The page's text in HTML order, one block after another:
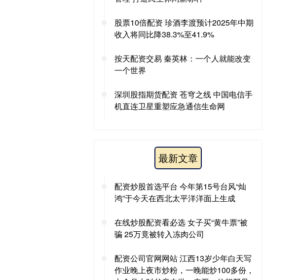
股票10倍配资 珍酒李渡预计2025年中期
收入将同比降38.3%至41.9%
按天配资交易 秦英林：一个人就能改变
一个世界
深圳股指期货配资 苍穹之线 中国电信手
机直连卫星重塑应急通信生命网
最新文章
配资炒股首选平台 今年第15号台风“灿
鸿”于今天在西北太平洋洋面上生成
在线炒股配资看必选 女子买“黄牛票”被
骗 25万竟被转入冻肉公司
配资公司官网网站 江西13岁少年白天写
作业晚上夜市炒粉，一晚能炒100多份，